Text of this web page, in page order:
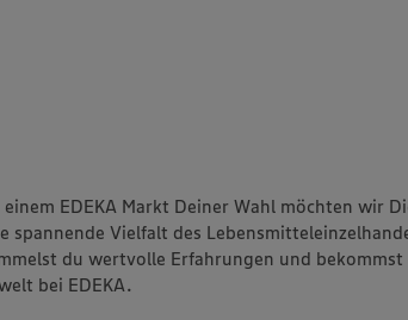
EDEKA Markt Deiner Wahl möchten wir
spannende Vielfalt des
du wertvolle Erfahrungen und
bei EDEKA.